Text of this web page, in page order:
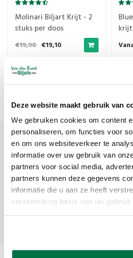
Deze website maakt gebruik van
We gebruiken cookies om content
personaliseren, om functies voor
en om ons websiteverkeer te
informatie over uw gebruik van
partners voor social media,
partners kunnen deze gegevens
informatie die u aan ze heeft
verzameld op basis van uw
Molinari Biljart Krijt - 2
stuks per doos
€19,90 €19,10
Meld je aan voor
Ontvang de laatste updates, nieuws